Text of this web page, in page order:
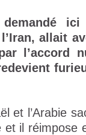
demandé
allait
l’accord
et l’Arabie
et il réimpose